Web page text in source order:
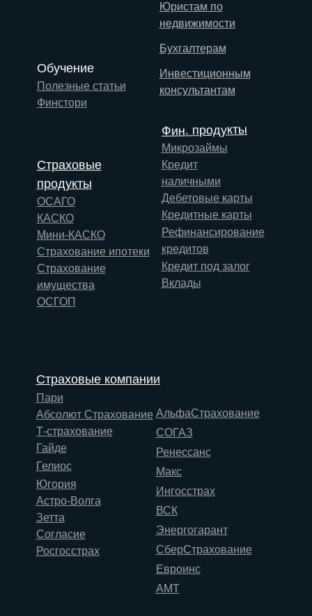
Инвестиционным
консультантам
Бухгалтерам
Юристам по
недвижимости
Обучение
Полезные статьи
Финстори
АльфаСтрахование
СОГАЗ
Ренессанс
Макс
Ингосстрах
ВСК
Энергогарант
СберСтрахование
Евроинс
АМТ
Страховые компании
Пари
Абсолют Страхование
Т-страхование
Гайде
Гелиос
Югория
Астро-Волга
Зетта
Согласие
Росгосстрах
Фин. продукты
Микрозаймы
Кредит
наличными
Дебетовые карты
Кредитные карты
Рефинансирование
кредитов
Кредит под залог
Вклады
Страховые
продукты
ОСАГО
КАСКО
Мини-КАСКО
Страхование ипотеки
Страхование
имущества
ОСГОП